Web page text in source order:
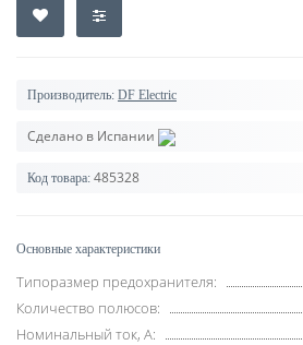
Производитель: DF Electric
Сделано в Испании
Код товара: 485328
Основные характеристики
Типоразмер предохранителя:
Количество полюсов:
Номинальный ток, А: